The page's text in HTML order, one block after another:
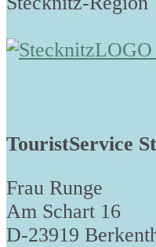
TouristService
Frau Runge
Am Schart 16
D-23919